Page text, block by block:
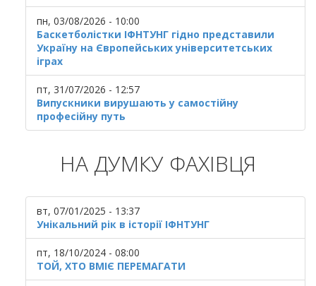
пн, 03/08/2026 - 10:00
Баскетболістки ІФНТУНГ гідно представили
Україну на Європейських університетських
іграх
пт, 31/07/2026 - 12:57
Випускники вирушають у самостійну
професійну путь
НА ДУМКУ ФАХІВЦЯ
вт, 07/01/2025 - 13:37
Унікальний рік в історії ІФНТУНГ
пт, 18/10/2024 - 08:00
ТОЙ, ХТО ВМІЄ ПЕРЕМАГАТИ